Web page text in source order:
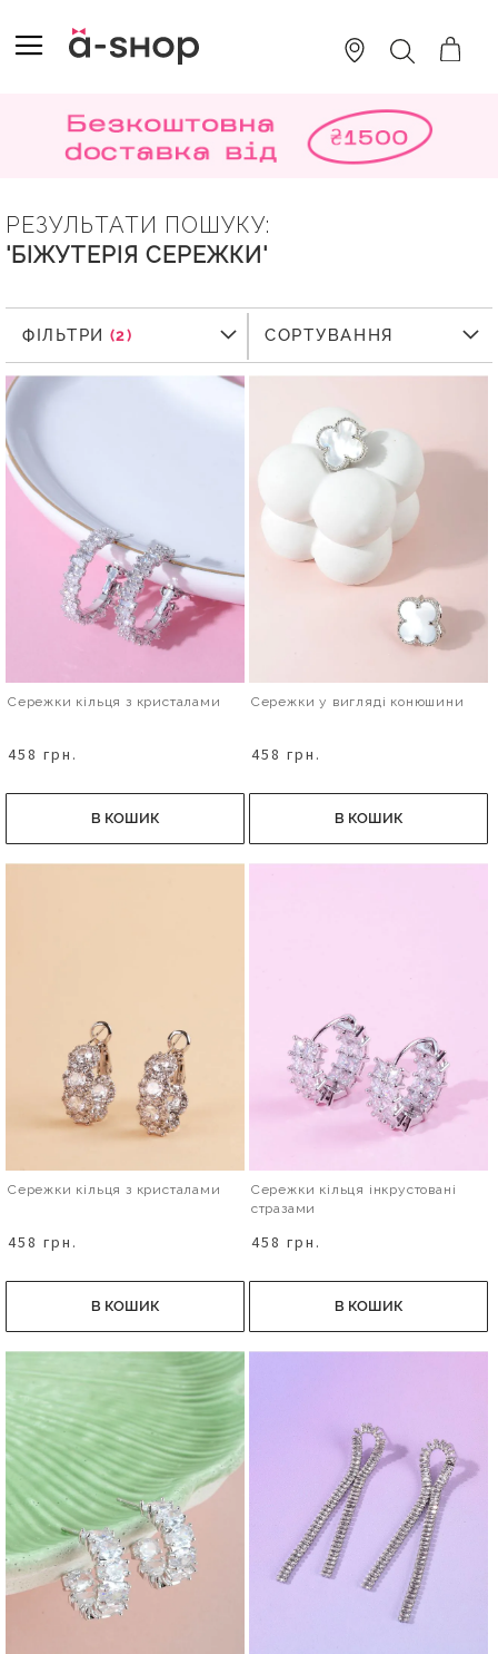
TO
CONTENT
ПОШУК
РЕЗУЛЬТАТИ ПОШУКУ:
'БІЖУТЕРІЯ СЕРЕЖКИ'
ФІЛЬТРИ
ФІЛЬТРИ СОРТУВАННЯ
Сережки кільця з кристалами
458 грн.
В КОШИК
Сережки у вигляді конюшини
458 грн.
В КОШИК
Сережки кільця з кристалами
458 грн.
В КОШИК
Сережки кільця інкрустовані
стразами
458 грн.
В КОШИК